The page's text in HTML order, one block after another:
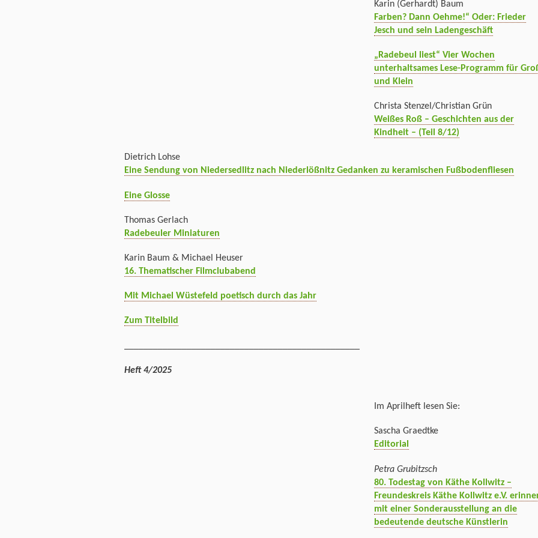
Karin (Gerhardt) Baum
Farben? Dann Oehme!“ Oder: Frieder
Jesch und sein Ladengeschäft
„Radebeul liest“ Vier Wochen
unterhaltsames Lese-Programm für
und Klein
Christa Stenzel/Christian Grün
Weißes Roß – Geschichten aus der
Kindheit – (Teil 8/12)
Dietrich Lohse
Eine Sendung von Niedersedlitz nach Niederlößnitz Gedanken zu keramischen Fußbodenfliesen
Eine Glosse
Thomas Gerlach
Radebeuler Miniaturen
Karin Baum & Michael Heuser
16. Thematischer Filmclubabend
Mit Michael Wüstefeld poetisch durch das Jahr
Zum Titelbild
Heft 4/2025
Im Aprilheft lesen Sie:
Sascha Graedtke
Editorial
Petra Grubitzsch
80. Todestag von Käthe Kollwitz –
Freundeskreis Käthe Kollwitz e.V.
mit einer Sonderausstellung an die
bedeutende deutsche Künstlerin